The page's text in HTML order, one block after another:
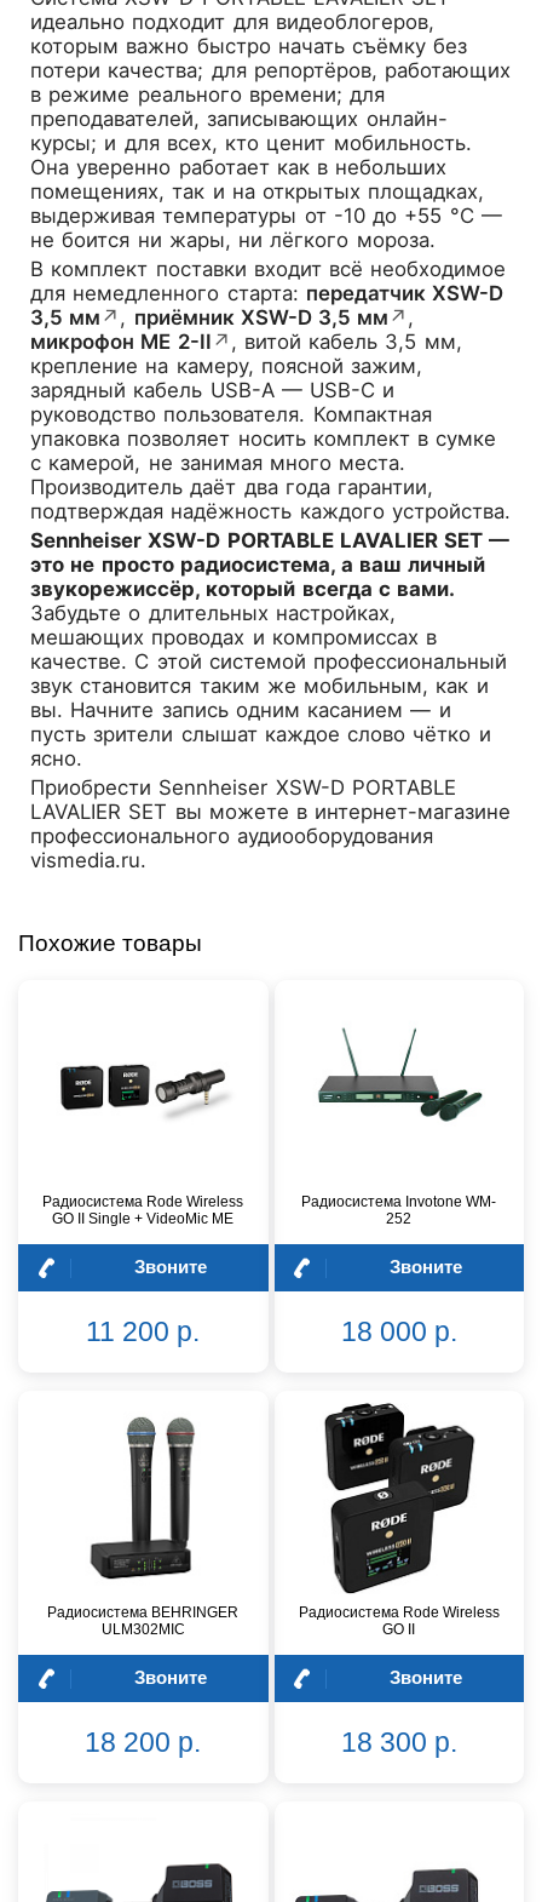
идеально подходит для видеоблогеров,
которым важно быстро начать съёмку без
потери качества; для репортёров, работающих
в режиме реального времени; для
преподавателей, записывающих онлайн-
курсы; и для всех, кто ценит мобильность.
Она уверенно работает как в небольших
помещениях, так и на открытых площадках,
выдерживая температуры от -10 до +55 °C —
не боится ни жары, ни лёгкого мороза.
В комплект поставки входит всё необходимое
для немедленного старта: передатчик XSW-D
3,5 мм ↗ , приёмник XSW-D 3,5 мм ↗ ,
микрофон ME 2-II ↗ , витой кабель 3,5 мм,
крепление на камеру, поясной зажим,
зарядный кабель USB-A — USB-C и
руководство пользователя. Компактная
упаковка позволяет носить комплект в сумке
с камерой, не занимая много места.
Производитель даёт два года гарантии,
подтверждая надёжность каждого устройства.
Sennheiser XSW-D PORTABLE LAVALIER SET —
это не просто радиосистема, а ваш личный
звукорежиссёр, который всегда с вами.
Забудьте о длительных настройках,
мешающих проводах и компромиссах в
качестве. С этой системой профессиональный
звук становится таким же мобильным, как и
вы. Начните запись одним касанием — и
пусть зрители слышат каждое слово чётко и
ясно.
Приобрести Sennheiser XSW-D PORTABLE
LAVALIER SET вы можете в интернет-магазине
профессионального аудиооборудования
vismedia.ru.
Похожие товары
Радиосистема Rode Wireless
GO II Single + VideoMic ME
Звоните
11 200 р.
Радиосистема Invotone WM-
252
Звоните
18 000 р.
Радиосистема BEHRINGER
ULM302MIC
Звоните
18 200 р.
Радиосистема Rode Wireless
GO II
Звоните
18 300 р.